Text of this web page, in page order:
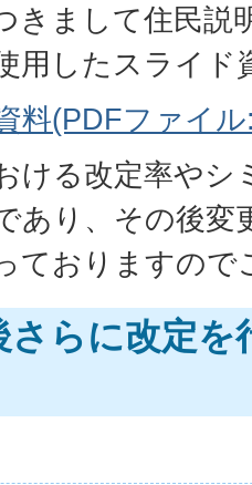
きまして住民説
用したスライド
料(PDFファイ
ける改定率やシ
あり、その後変
ておりますので
さらに改定